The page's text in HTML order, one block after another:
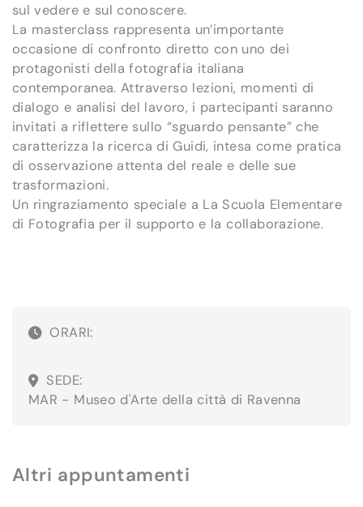
sul vedere e sul conoscere.
La masterclass rappresenta un’importante
occasione di confronto diretto con uno dei
protagonisti della fotografia italiana
contemporanea. Attraverso lezioni, momenti di
dialogo e analisi del lavoro, i partecipanti saranno
invitati a riflettere sullo “sguardo pensante” che
caratterizza la ricerca di Guidi, intesa come pratica
di osservazione attenta del reale e delle sue
trasformazioni.
Un ringraziamento speciale a La Scuola Elementare
di Fotografia per il supporto e la collaborazione.
ORARI:
SEDE:
MAR - Museo d'Arte della città di Ravenna
Altri appuntamenti